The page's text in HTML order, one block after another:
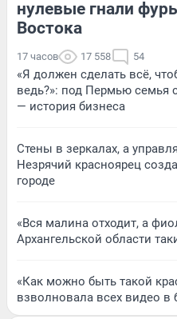
нулевые гнали
Востока
17 часов 17 558 54
«Я должен сделать всё,
ведь?»: под Пермью семья
— история бизнеса
Стены в зеркалах, а
Незрячий красноярец
городе
«Вся малина отходит, а
Архангельской области
«Как можно быть такой
взволновала всех видео в